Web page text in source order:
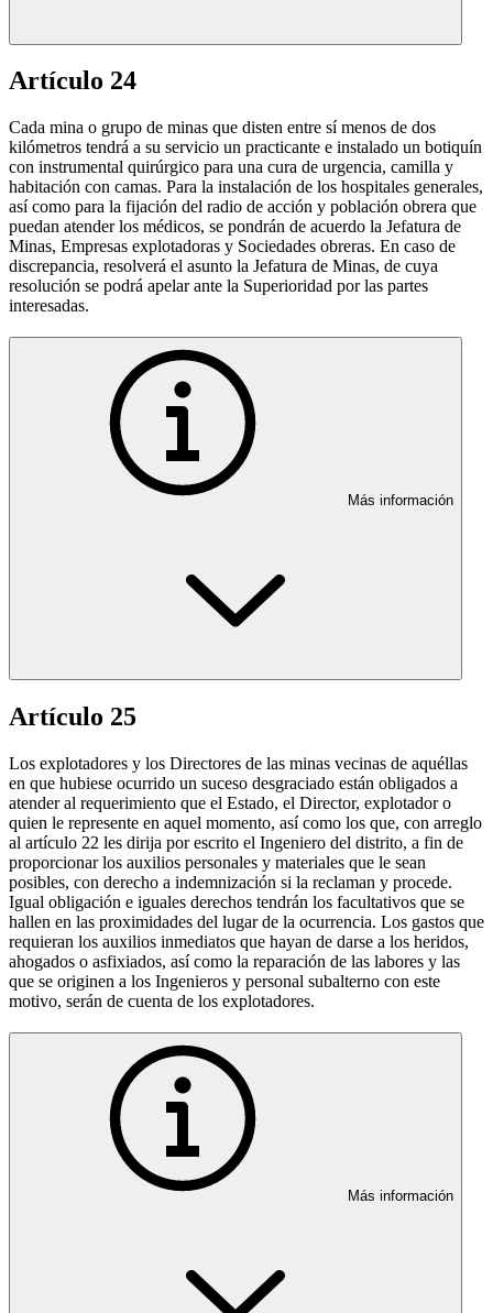
Artículo 24
Cada mina o grupo de minas que disten entre sí menos de dos
kilómetros tendrá a su servicio un practicante e instalado un botiquín
con instrumental quirúrgico para una cura de urgencia, camilla y
habitación con camas. Para la instalación de los hospitales generales,
así como para la fijación del radio de acción y población obrera que
puedan atender los médicos, se pondrán de acuerdo la Jefatura de
Minas, Empresas explotadoras y Sociedades obreras. En caso de
discrepancia, resolverá el asunto la Jefatura de Minas, de cuya
resolución se podrá apelar ante la Superioridad por las partes
interesadas.
Más información
Artículo 25
Los explotadores y los Directores de las minas vecinas de aquéllas
en que hubiese ocurrido un suceso desgraciado están obligados a
atender al requerimiento que el Estado, el Director, explotador o
quien le represente en aquel momento, así como los que, con arreglo
al artículo 22 les dirija por escrito el Ingeniero del distrito, a fin de
proporcionar los auxilios personales y materiales que le sean
posibles, con derecho a indemnización si la reclaman y procede.
Igual obligación e iguales derechos tendrán los facultativos que se
hallen en las proximidades del lugar de la ocurrencia. Los gastos que
requieran los auxilios inmediatos que hayan de darse a los heridos,
ahogados o asfixiados, así como la reparación de las labores y las
que se originen a los Ingenieros y personal subalterno con este
motivo, serán de cuenta de los explotadores.
Más información